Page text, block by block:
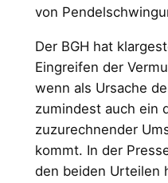
von
Der BGH hat
Eingreifen der
wenn als Ursache
zumindest auch ein
zuzurechnender
kommt. In der
den beiden Urteilen